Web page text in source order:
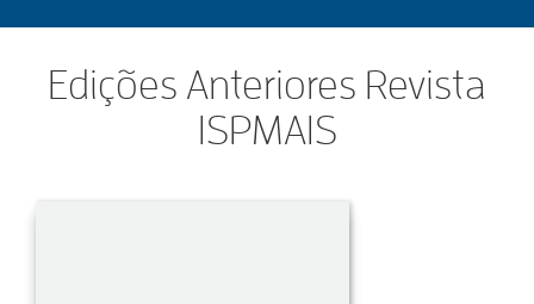
Edições Anteriores Revista
ISPMAIS